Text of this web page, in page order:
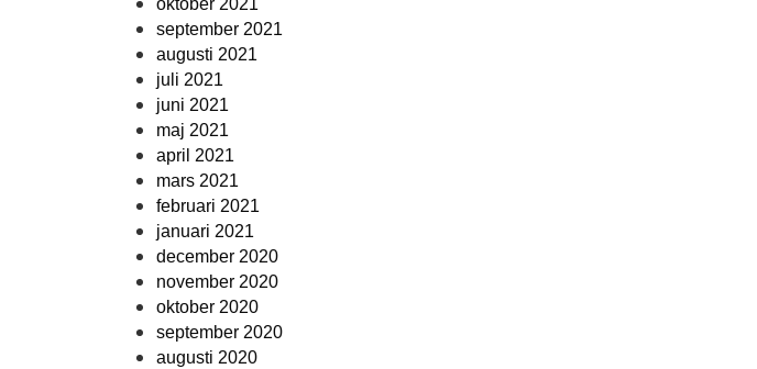
oktober 2021
september 2021
augusti 2021
juli 2021
juni 2021
maj 2021
april 2021
mars 2021
februari 2021
januari 2021
december 2020
november 2020
oktober 2020
september 2020
augusti 2020